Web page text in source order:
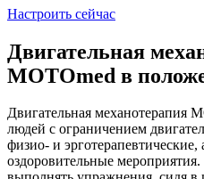
Настроить сейчас
Двигательная
MOTOmed в
Двигательная механотерапия
людей с ограничением
физио- и
оздоровительные